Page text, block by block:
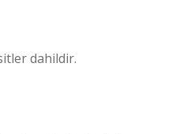
dahildir.